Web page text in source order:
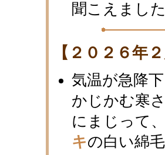
聞こえまし
【２０２６年
気温が急降
かじかむ寒
にまじって
キの白い綿